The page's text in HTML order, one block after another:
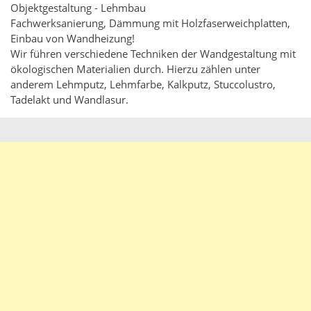
Objektgestaltung - Lehmbau
Fachwerksanierung, Dämmung mit Holzfaserweichplatten,
Einbau von Wandheizung!
Wir führen verschiedene Techniken der Wandgestaltung mit
ökologischen Materialien durch. Hierzu zählen unter
anderem Lehmputz, Lehmfarbe, Kalkputz, Stuccolustro,
Tadelakt und Wandlasur.